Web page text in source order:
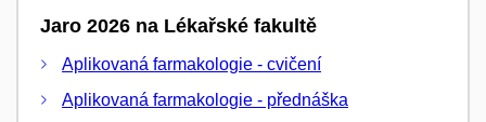
Jaro 2026 na Lékařské fakultě
Aplikovaná farmakologie - cvičení
Aplikovaná farmakologie - přednáška